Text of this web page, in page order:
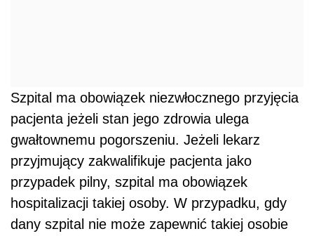
Szpital ma obowiązek niezwłocznego przyjęcia
pacjenta jeżeli stan jego zdrowia ulega
gwałtownemu pogorszeniu. Jeżeli lekarz
przyjmujący zakwalifikuje pacjenta jako
przypadek pilny, szpital ma obowiązek
hospitalizacji takiej osoby. W przypadku, gdy
dany szpital nie może zapewnić takiej osobie